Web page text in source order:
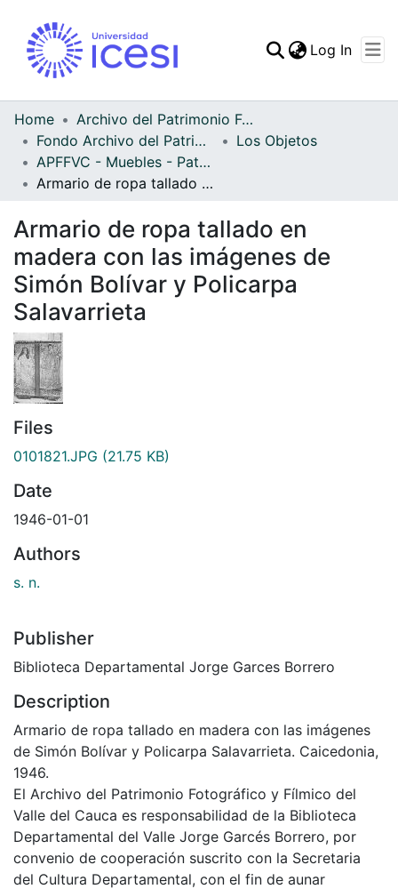
Statistics
Log In
Home
Archivo del Patrimonio Fotográfico y Fílmico del Valle del Cauca
Fondo Archivo del Patrimonio Fotográfico y Fílmico del Valle del Cauca
Los Objetos
APFFVC - Muebles - Patrimonial
Armario de ropa tallado en madera con las imágenes de Simón Bolívar y Policarpa Salavarrieta
Armario de ropa tallado en
madera con las imágenes de
Simón Bolívar y Policarpa
Salavarrieta
Files
0101821.JPG (21.75 KB)
Date
1946-01-01
Authors
s. n.
Publisher
Biblioteca Departamental Jorge Garces Borrero
Description
Armario de ropa tallado en madera con las imágenes
de Simón Bolívar y Policarpa Salavarrieta. Caicedonia,
1946.
El Archivo del Patrimonio Fotográfico y Fílmico del
Valle del Cauca es responsabilidad de la Biblioteca
Departamental del Valle Jorge Garcés Borrero, por
convenio de cooperación suscrito con la Secretaria
del Cultura Departamental, con el fin de aunar